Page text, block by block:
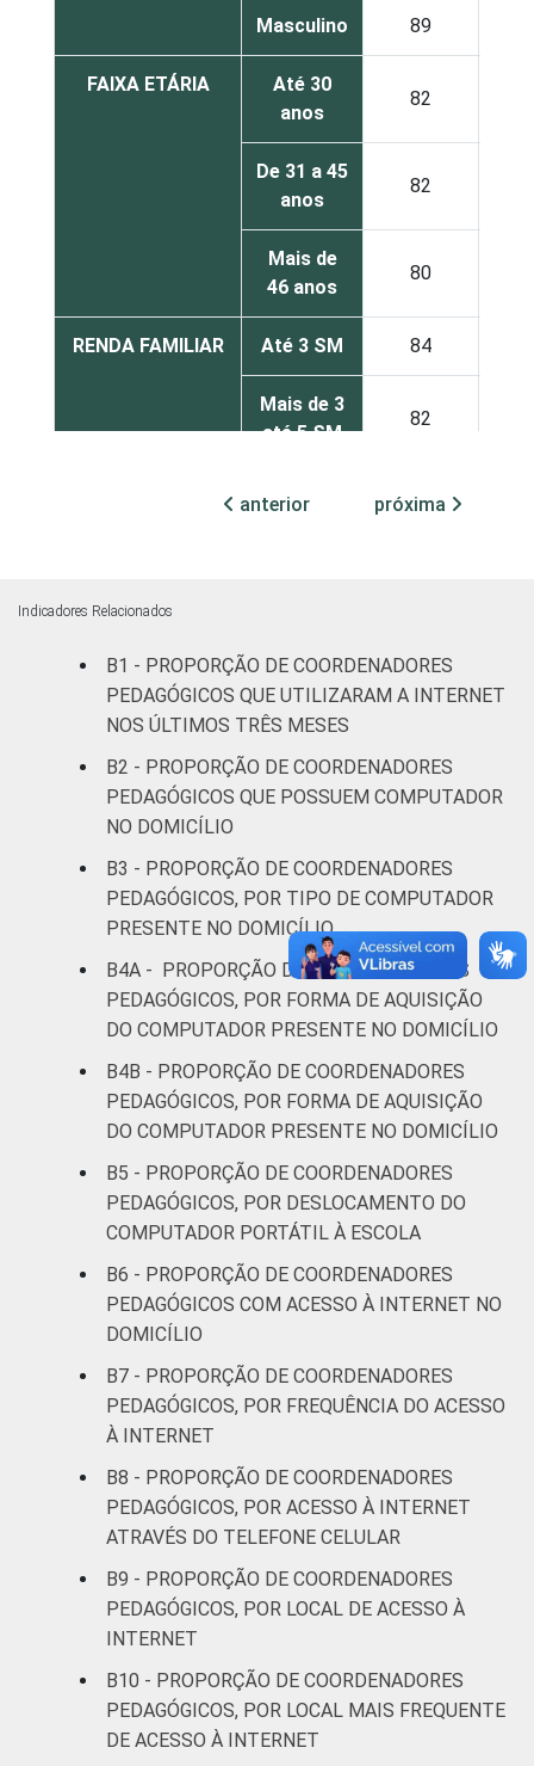
Masculino 89
FAIXA ETÁRIA
Até 30
anos
82
De 31 a 45
anos
82
Mais de
46 anos
80
RENDA FAMILIAR Até 3 SM 84
Mais de 3
até 5 SM
82
Mais de 5
81
até 5 SM
Mais de 5
REGIÃO Norte 68
Centro-
Oeste
Nordeste 86
Sul 84
DEPENDÊNCIA
ADMINISTRATIVA
Pública
Municipal
Pública
78
Total —
Particular 83
possuem computador portátil no domicílio.
Respostas estimuladas. Dados coletados
entre setembro e dezembro de 2013.
Fonte: NIC.br - set 2013 / dez 2013
anterior próxima
Indicadores Relacionados
B1 - PROPORÇÃO DE COORDENADORES
PEDAGÓGICOS QUE UTILIZARAM A INTERNET
NOS ÚLTIMOS TRÊS MESES
B2 - PROPORÇÃO DE COORDENADORES
PEDAGÓGICOS QUE POSSUEM COMPUTADOR
NO DOMICÍLIO
B3 - PROPORÇÃO DE COORDENADORES
PEDAGÓGICOS, POR TIPO DE COMPUTADOR
PRESENTE NO DOMICÍLIO
B4A - PROPORÇÃO DE COORDENADORES
PEDAGÓGICOS, POR FORMA DE AQUISIÇÃO
DO COMPUTADOR PRESENTE NO DOMICÍLIO
B4B - PROPORÇÃO DE COORDENADORES
PEDAGÓGICOS, POR FORMA DE AQUISIÇÃO
DO COMPUTADOR PRESENTE NO DOMICÍLIO
B5 - PROPORÇÃO DE COORDENADORES
PEDAGÓGICOS, POR DESLOCAMENTO DO
COMPUTADOR PORTÁTIL À ESCOLA
B6 - PROPORÇÃO DE COORDENADORES
PEDAGÓGICOS COM ACESSO À INTERNET NO
DOMICÍLIO
B7 - PROPORÇÃO DE COORDENADORES
PEDAGÓGICOS, POR FREQUÊNCIA DO ACESSO
À INTERNET
B8 - PROPORÇÃO DE COORDENADORES
PEDAGÓGICOS, POR ACESSO À INTERNET
ATRAVÉS DO TELEFONE CELULAR
B9 - PROPORÇÃO DE COORDENADORES
PEDAGÓGICOS, POR LOCAL DE ACESSO À
INTERNET
B10 - PROPORÇÃO DE COORDENADORES
PEDAGÓGICOS, POR LOCAL MAIS FREQUENTE
DE ACESSO À INTERNET